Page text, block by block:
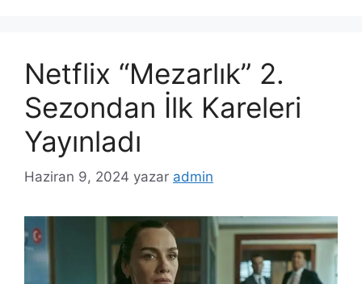
Netflix “Mezarlık” 2.
Sezondan İlk Kareleri
Yayınladı
Haziran 9, 2024 yazar admin